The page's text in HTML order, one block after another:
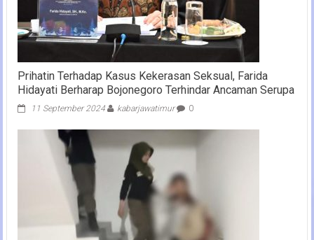
Prihatin Terhadap Kasus Kekerasan Seksual, Farida
Hidayati Berharap Bojonegoro Terhindar Ancaman Serupa
11 September 2024 kabarjawatimur 0